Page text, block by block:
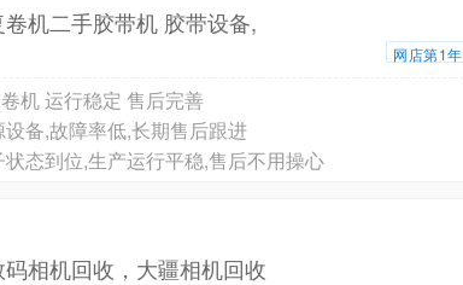
机二手胶带机 胶带设备,
网店第1年
机 运行稳定 售后完善
备,故障率低,长期售后跟进
态到位,生产运行平稳,售后不用操心
相机回收，大疆相机回收